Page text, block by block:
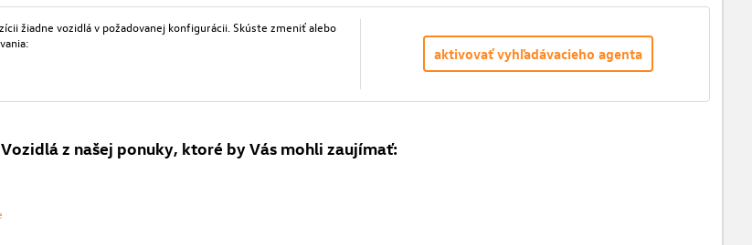
žiadne vozidlá v požadovanej konfigurácii. Skúste zmeniť alebo
aktivovať vyhľadávacieho agenta
Vozidlá z našej ponuky, ktoré by Vás mohli zaujímať: